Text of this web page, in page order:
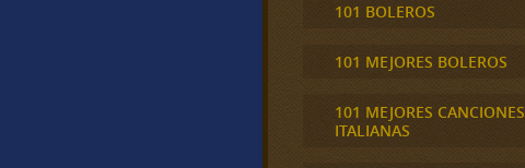
101 BOLEROS
101 MEJORES BOLEROS
101 MEJORES CANCIONES
ITALIANAS